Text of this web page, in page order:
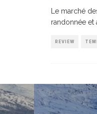
Le marché
randonnée et
REVIEW